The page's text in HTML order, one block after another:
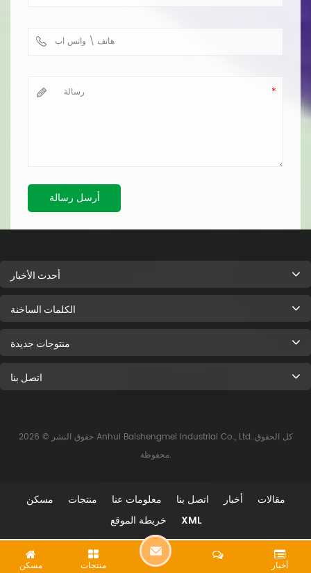
أرسل رسالة
أحدث الأخبار
الكلمات الساخنة
منتوجات جديدة
اتصل بنا
حقوق النشر © 2026 Anhui Baishengmei Industrial Co., Ltd..كل الحقوق
محفوظة.
مسكن منتجات معلومات عنا اتصل بنا أخبار
مقالات
خريطة الموقع
XML
مسكن منتجات أخبار